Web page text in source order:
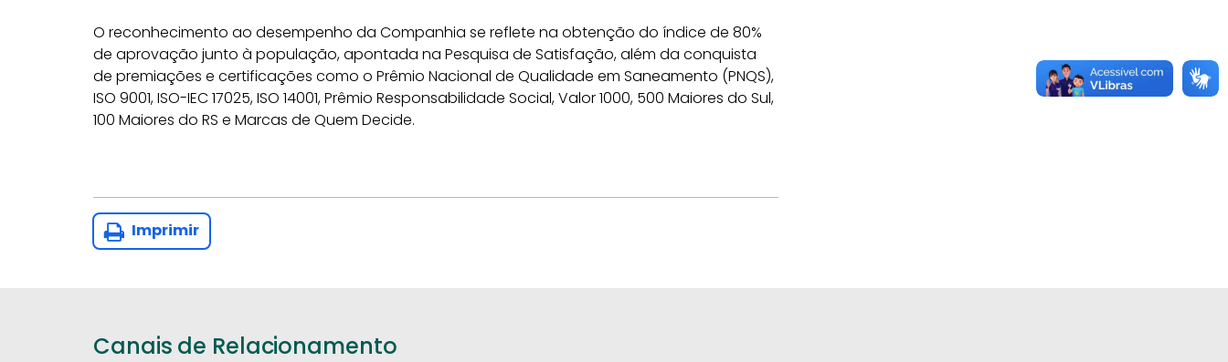
O reconhecimento ao desempenho da Companhia se reflete na obtenção do índice de 80%
de aprovação junto à população, apontada na Pesquisa de Satisfação, além da conquista
de premiações e certificações como o Prêmio Nacional de Qualidade em Saneamento (PNQS),
ISO 9001, ISO-IEC 17025, ISO 14001, Prêmio Responsabilidade Social, Valor 1000, 500 Maiores do Sul,
100 Maiores do RS e Marcas de Quem Decide.
Imprimir
Canais de Relacionamento